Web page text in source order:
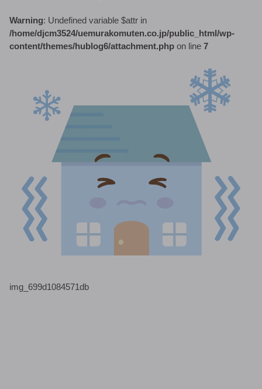
Warning: Undefined variable $attr in
/home/djcm3524/uemurakomuten.co.jp/public_html/wp-
content/themes/hublog6/attachment.php on line 7
img_699d1084571db